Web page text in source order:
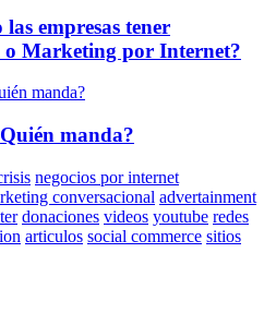
empresas tener
Marketing por Internet?
manda?
negocios por internet
conversacional advertainment
donaciones videos youtube redes
articulos social commerce sitios